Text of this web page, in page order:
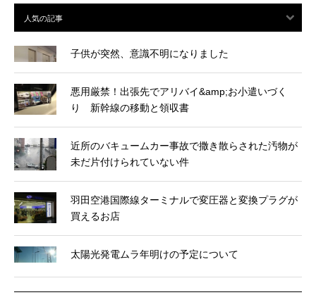
子供が突然、意識不明になりました
悪用厳禁！出張先でアリバイ&amp;お小遣いづく
り 新幹線の移動と領収書
近所のバキュームカー事故で撒き散らされた汚物が
未だ片付けられていない件
羽田空港国際線ターミナルで変圧器と変換プラグが
買えるお店
太陽光発電ムラ年明けの予定について